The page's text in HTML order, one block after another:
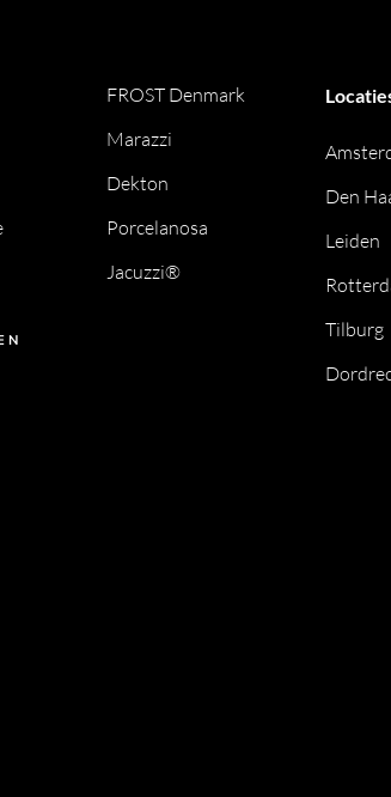
FROST Denmark
Marazzi
Dekton
Porcelanosa
Jacuzzi®
Den
Leiden
Tilburg